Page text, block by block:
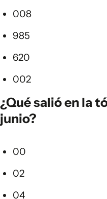
008
985
620
002
¿Qué salió en la
junio?
00
02
04